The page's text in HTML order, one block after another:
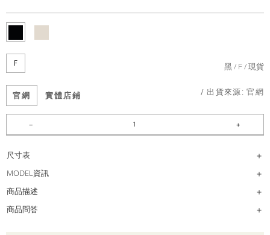
F 黑 F 現貨
官網 實體店鋪 / 出貨來源:官網
尺寸表
MODEL資訊
商品描述
商品問答